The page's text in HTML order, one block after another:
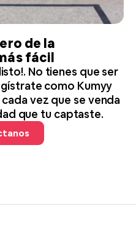
de la
fácil
No tienes que ser
como Kumyy
vez que se venda
que tu captaste.